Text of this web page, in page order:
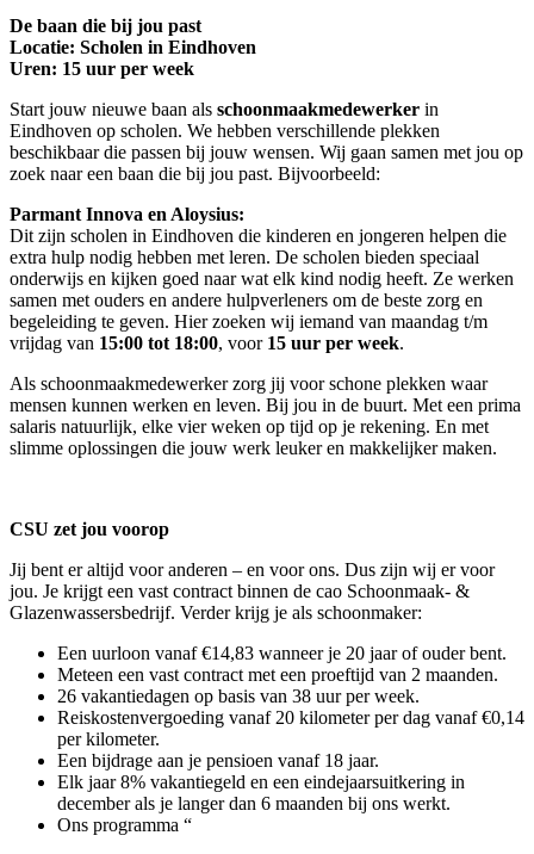
De baan die bij jou past
Locatie: Scholen in Eindhoven
Uren: 15 uur per week
Start jouw nieuwe baan als schoonmaakmedewerker in
Eindhoven op scholen. We hebben verschillende plekken
beschikbaar die passen bij jouw wensen. Wij gaan samen met jou op
zoek naar een baan die bij jou past. Bijvoorbeeld:
Parmant Innova en Aloysius:
Dit zijn scholen in Eindhoven die kinderen en jongeren helpen die
extra hulp nodig hebben met leren. De scholen bieden speciaal
onderwijs en kijken goed naar wat elk kind nodig heeft. Ze werken
samen met ouders en andere hulpverleners om de beste zorg en
begeleiding te geven. Hier zoeken wij iemand van maandag t/m
vrijdag van 15:00 tot 18:00, voor 15 uur per week.
Als schoonmaakmedewerker zorg jij voor schone plekken waar
mensen kunnen werken en leven. Bij jou in de buurt. Met een prima
salaris natuurlijk, elke vier weken op tijd op je rekening. En met
slimme oplossingen die jouw werk leuker en makkelijker maken.
CSU zet jou voorop
Jij bent er altijd voor anderen – en voor ons. Dus zijn wij er voor
jou. Je krijgt een vast contract binnen de cao Schoonmaak- &
Glazenwassersbedrijf. Verder krijg je als schoonmaker:
Een uurloon vanaf €14,83 wanneer je 20 jaar of ouder bent.
Meteen een vast contract met een proeftijd van 2 maanden.
26 vakantiedagen op basis van 38 uur per week.
Reiskostenvergoeding vanaf 20 kilometer per dag vanaf €0,14
per kilometer.
Een bijdrage aan je pensioen vanaf 18 jaar.
Elk jaar 8% vakantiegeld en een eindejaarsuitkering in
december als je langer dan 6 maanden bij ons werkt.
Ons programma “